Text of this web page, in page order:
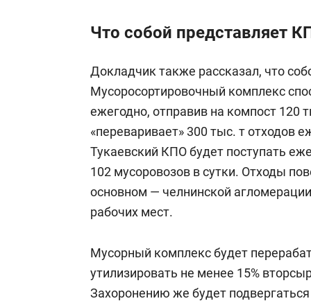
Что собой представляет
Докладчик также рассказал, что
Мусоросортировочный комплекс
ежегодно, отправив на компост 120
«переваривает» 300 тыс. т отходов
Тукаевский КПО будет поступать
102 мусоровозов в сутки. Отходы
основном — челнинской
рабочих мест.
Мусорный комплекс будет
утилизировать не менее 15%
Захоронению же будет